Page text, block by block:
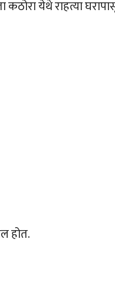
कठोरा येथे राहत्या
होत.